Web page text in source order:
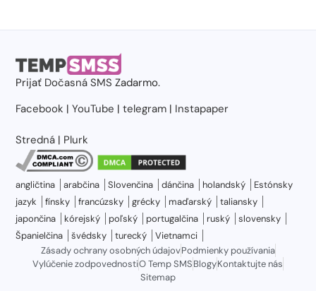
Prijať Dočasná SMS Zadarmo.
Facebook |YouTube |telegram | Instapaper
Stredná | Plurk
angličtina arabčina Slovenčina dánčina holandský
Estónsky
jazyk
fínsky francúzsky grécky maďarský
taliansky
japončina
kórejský poľský portugalčina ruský
slovensky
Španielčina
švédsky turecký
Vietnamci
Zásady ochrany osobných údajovPodmienky používania
Vylúčenie zodpovednostiO Temp SMSBlogyKontaktujte nás
Sitemap